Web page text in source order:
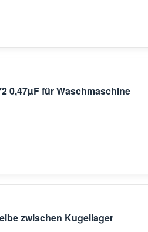
0,47µF für Waschmaschine
zwischen Kugellager